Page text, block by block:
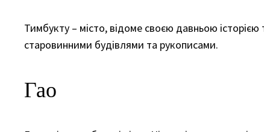
Тимбукту – місто, відоме своєю давньою
старовинними будівлями та рукописами.
Гао